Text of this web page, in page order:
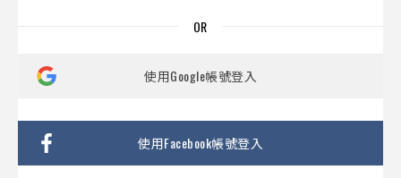
使用Google帳號登入
使用Facebook帳號登入